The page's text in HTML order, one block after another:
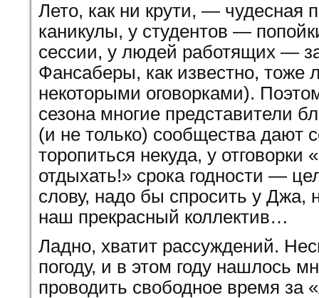
Лето, как ни крути, — чудесная
каникулы, у студентов —
сессии, у людей работящих —
Фансаберы, как известно, тоже
некоторыми оговорками).
сезона многие представители
(и не только) сообщества дают
торопиться некуда, у отговорки
отдыхать!» срока годности —
слову, надо бы спросить у Джа,
наш прекрасный коллектив…
Ладно, хватит рассуждений.
погоду, и в этом году нашлось
проводить свободное время за